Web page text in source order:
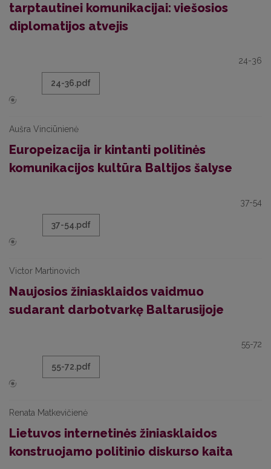
tarptautinei komunikacijai: viešosios
diplomatijos atvejis
24-36
24-36.pdf
Aušra Vinciūnienė
Europeizacija ir kintanti politinės
komunikacijos kultūra Baltijos šalyse
37-54
37-54.pdf
Victor Martinovich
Naujosios žiniasklaidos vaidmuo
sudarant darbotvarkę Baltarusijoje
55-72
55-72.pdf
Renata Matkevičienė
Lietuvos internetinės žiniasklaidos
konstruojamo politinio diskurso kaita